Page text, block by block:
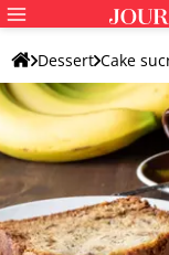
Dessert Cake